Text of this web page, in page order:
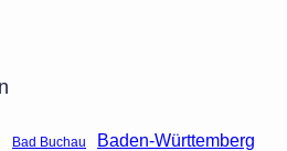
Bad Buchau
Baden-Württemberg